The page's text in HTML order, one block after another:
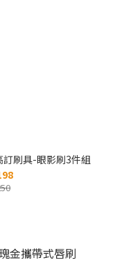
訂刷具-眼影刷3件組